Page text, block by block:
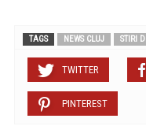
TAGS NEWS CLUJ STIRI
TWITTER
PINTEREST